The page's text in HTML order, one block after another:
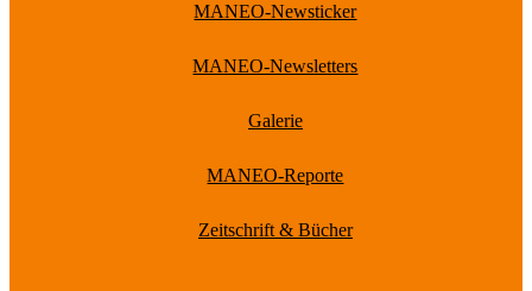
MANEO-Newsticker
MANEO-Newsletters
Galerie
MANEO-Reporte
Zeitschrift & Bücher